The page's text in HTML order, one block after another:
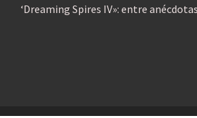
‘Dreaming Spires IV»: entre